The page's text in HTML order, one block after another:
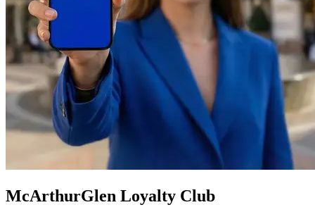
McArthurGlen Loyalty Club